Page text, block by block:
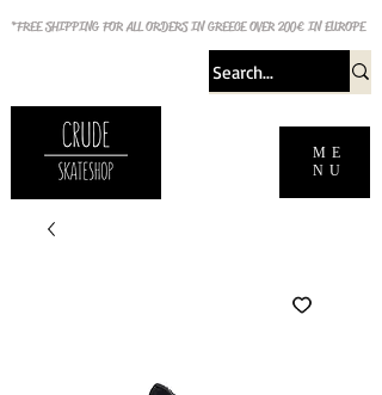
ME
NU
*FREE SHIPPING FOR ALL ORDERS IN GREECE OVER 200€ IN EUROPE